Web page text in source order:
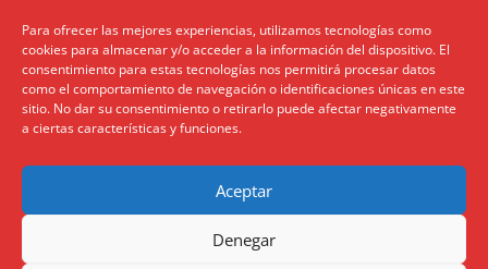
Para ofrecer las mejores experiencias, utilizamos tecnologías como
cookies para almacenar y/o acceder a la información del dispositivo. El
consentimiento para estas tecnologías nos permitirá procesar datos
como el comportamiento de navegación o identificaciones únicas en este
sitio. No dar su consentimiento o retirarlo puede afectar negativamente
a ciertas características y funciones.
Aceptar
Denegar
info@humanusconsulting.com
LISBOA
R. Joaquim António de Aguiar
1070 – 150 Lisboa
Tel: (+34) 952 112 561
info@humanusconsulting.com
Politica Privacidad